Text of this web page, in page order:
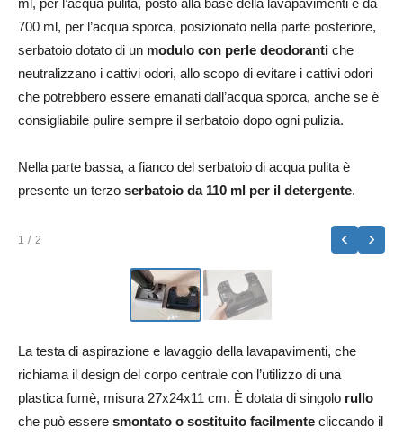
ml, per l’acqua pulita, posto alla base della lavapavimenti e da
700 ml, per l’acqua sporca, posizionato nella parte posteriore,
serbatoio dotato di un modulo con perle deodoranti che
neutralizzano i cattivi odori, allo scopo di evitare i cattivi odori
che potrebbero essere emanati dall’acqua sporca, anche se è
consigliabile pulire sempre il serbatoio dopo ogni pulizia.
Nella parte bassa, a fianco del serbatoio di acqua pulita è
presente un terzo serbatoio da 110 ml per il detergente.
1 / 2 ‹ ›
La testa di aspirazione e lavaggio della lavapavimenti, che
richiama il design del corpo centrale con l’utilizzo di una
plastica fumè, misura 27x24x11 cm. È dotata di singolo rullo
che può essere smontato o sostituito facilmente cliccando il